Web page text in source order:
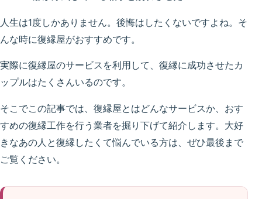
人生は1度しかありません。後悔はしたくないですよね。そ
んな時に復縁屋がおすすめです。
実際に復縁屋のサービスを利用して、復縁に成功させたカ
ップルはたくさんいるのです。
そこでこの記事では、復縁屋とはどんなサービスか、おす
すめの復縁工作を行う業者を掘り下げて紹介します。大好
きなあの人と復縁したくて悩んでいる方は、ぜひ最後まで
ご覧ください。